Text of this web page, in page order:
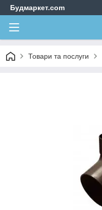
Будмаркет.com
Товари та послуги